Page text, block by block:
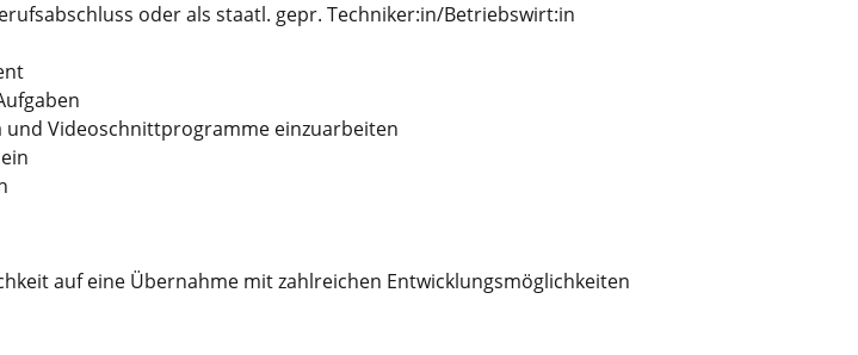
oder als staatl. gepr. Techniker:in/Betriebswirt:in
und Videoschnittprogramme einzuarbeiten
auf eine Übernahme mit zahlreichen Entwicklungsmöglichkeiten